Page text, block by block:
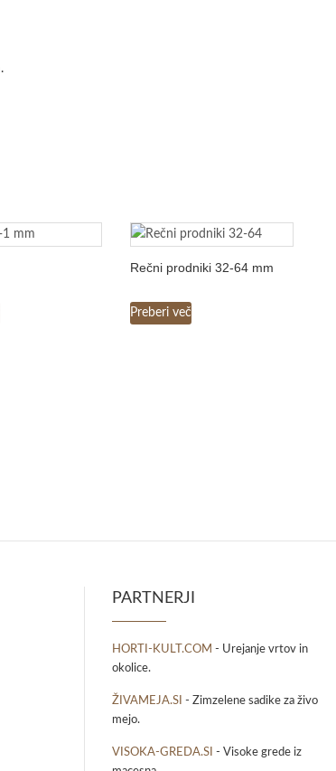
Rečni prodniki 32-64 mm
Preberi več
PARTNERJI
HORTI-KULT.COM - Urejanje vrtov in
okolice.
ŽIVAMEJA.SI - Zimzelene sadike za živo
mejo.
VISOKA-GREDA.SI - Visoke grede iz